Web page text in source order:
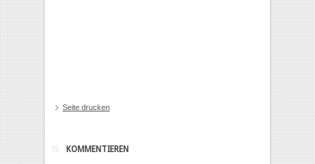
Seite drucken
KOMMENTIEREN